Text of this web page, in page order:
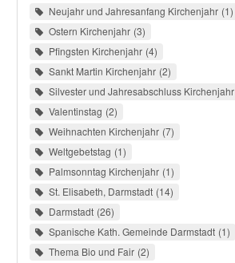
Neujahr und Jahresanfang Kirchenjahr 1
Ostern Kirchenjahr 3
Pfingsten Kirchenjahr 4
Sankt Martin Kirchenjahr 2
Silvester und Jahresabschluss Kirchenjahr
Valentinstag 2
Weihnachten Kirchenjahr 7
Weltgebetstag 1
Palmsonntag Kirchenjahr 1
St. Elisabeth, Darmstadt 14
Darmstadt 26
Spanische Kath. Gemeinde Darmstadt 1
Thema Bio und Fair 2